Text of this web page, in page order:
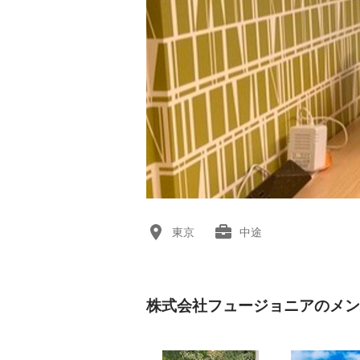
東京 中途
株式会社フュージョニアのメ